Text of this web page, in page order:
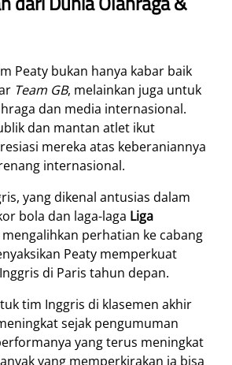
Peaty bukan hanya kabar baik
Team GB, melainkan juga untuk
dan media internasional.
dan mantan atlet ikut
mereka atas keberaniannya
internasional.
yang dikenal antusias dalam
bola dan laga-laga Liga
mengalihkan perhatian ke cabang
Peaty memperkuat
di Paris tahun depan.
tim Inggris di klasemen akhir
sejak pengumuman
yang terus meningkat
yang memperkirakan ia bisa